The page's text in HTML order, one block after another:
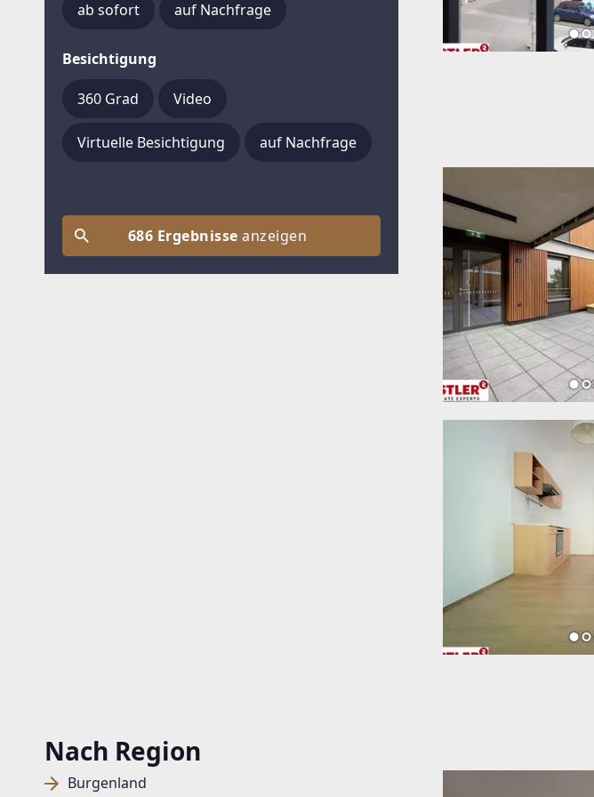
ab sofort auf Nachfrage
Besichtigung
360 Grad Video
Virtuelle Besichtigung auf Nachfrage
686 Ergebnisseanzeigen
Nach Region
Burgenland